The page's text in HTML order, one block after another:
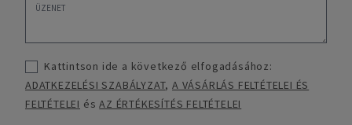
Kattintson ide a következő elfogadásához:
ADATKEZELÉSI SZABÁLYZAT,A VÁSÁRLÁS FELTÉTELEI ÉS
FELTÉTELEI ésAZ ÉRTÉKESÍTÉS FELTÉTELEI